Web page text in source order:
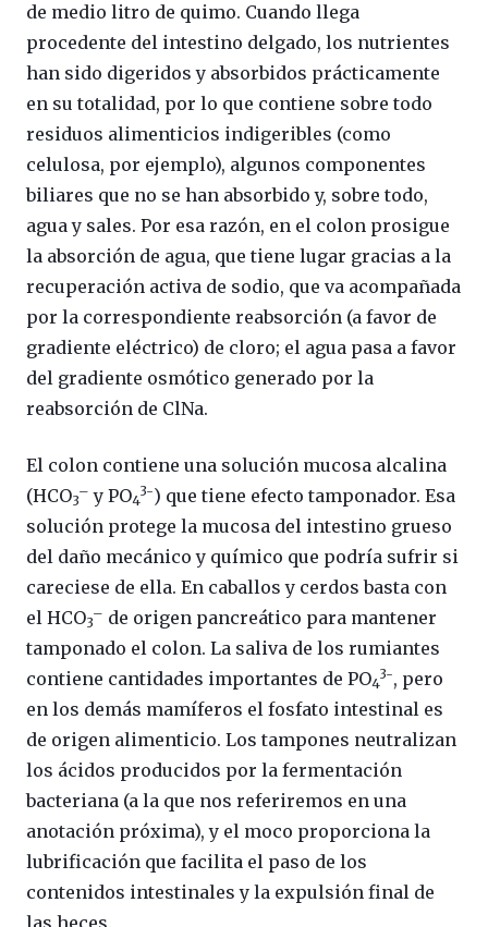
de medio litro de quimo. Cuando llega
procedente del intestino delgado, los nutrientes
han sido digeridos y absorbidos prácticamente
en su totalidad, por lo que contiene sobre todo
residuos alimenticios indigeribles (como
celulosa, por ejemplo), algunos componentes
biliares que no se han absorbido y, sobre todo,
agua y sales. Por esa razón, en el colon prosigue
la absorción de agua, que tiene lugar gracias a la
recuperación activa de sodio, que va acompañada
por la correspondiente reabsorción (a favor de
gradiente eléctrico) de cloro; el agua pasa a favor
del gradiente osmótico generado por la
reabsorción de ClNa.
El colon contiene una solución mucosa alcalina
(HCO3
– y PO4
3-) que tiene efecto tamponador. Esa
solución protege la mucosa del intestino grueso
del daño mecánico y químico que podría sufrir si
careciese de ella. En caballos y cerdos basta con
el HCO3
– de origen pancreático para mantener
tamponado el colon. La saliva de los rumiantes
contiene cantidades importantes de PO4
3-, pero
en los demás mamíferos el fosfato intestinal es
de origen alimenticio. Los tampones neutralizan
los ácidos producidos por la fermentación
bacteriana (a la que nos referiremos en una
anotación próxima), y el moco proporciona la
lubrificación que facilita el paso de los
contenidos intestinales y la expulsión final de
las heces.